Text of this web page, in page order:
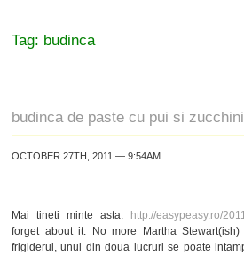
Tag: budinca
budinca de paste cu pui si zucchini
OCTOBER 27TH, 2011 — 9:54AM
Mai tineti minte asta: http://easypeasy.ro/
forget about it. No more Martha
frigiderul, unul din doua lucruri se poate